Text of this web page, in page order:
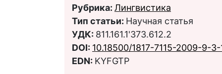
Рубрика: Лингвистика
Тип статьи: Научная статья
УДК: 811.161.1'373.612.2
DOI: 10.18500/1817-7115-2009-9-
EDN: KYFGTP